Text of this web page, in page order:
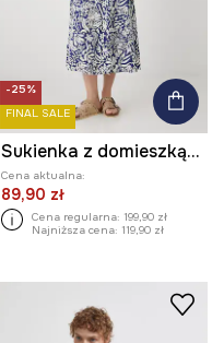
-25%
FINAL SALE
Sukienka z domieszką lnu damska maxi wzorzysta kolor granatowy
Cena aktualna:
89,90 zł
Cena regularna: 199,90 zł
Najniższa cena: 119,90 zł